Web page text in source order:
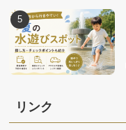
リンク